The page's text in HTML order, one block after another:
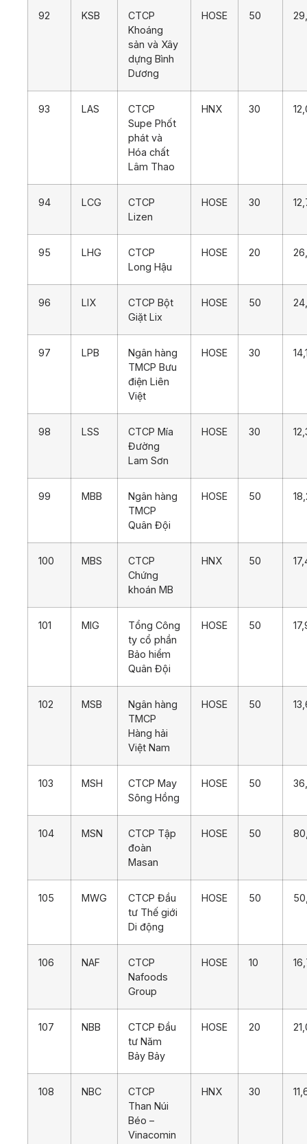
92 KSB
CTCP
Khoáng
sản và Xây
dựng Bình
Dương
HOSE 50
93 LAS
CTCP
Supe Phốt
phát và
Hóa chất
Lâm Thao
HNX 30
94 LCG
CTCP
Lizen
HOSE 30
95 LHG
CTCP
Long Hậu
HOSE 20
96 LIX
CTCP Bột
Giặt Lix
HOSE 50
97 LPB
Ngân hàng
TMCP Bưu
điện Liên
Việt
HOSE 30
98 LSS
CTCP Mía
Đường
Lam Sơn
HOSE 30
99 MBB
Ngân hàng
TMCP
Quân Đội
HOSE 50
100 MBS
CTCP
Chứng
khoán MB
HNX 50
101 MIG
Tổng Công
ty cổ phần
Bảo hiểm
Quân Đội
HOSE 50
102 MSB
Ngân hàng
TMCP
Hàng hải
Việt Nam
HOSE 50
103 MSH
CTCP May
Sông Hồng
HOSE 50
104 MSN
CTCP Tập
đoàn
Masan
HOSE 50
105 MWG
CTCP Đầu
tư Thế giới
Di động
HOSE 50
106 NAF
CTCP
Nafoods
Group
HOSE 10
107 NBB
CTCP Đầu
tư Năm
Bảy Bảy
HOSE 20
108 NBC
CTCP
Than Núi
Béo –
Vinacomin
HNX 30